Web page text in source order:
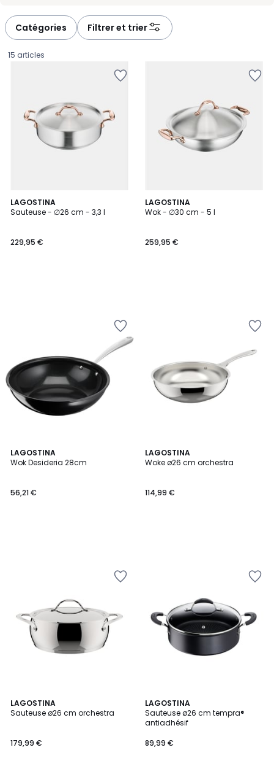
Catégories Filtrer et trier
15 articles
LAGOSTINA
Sauteuse - ∅26 cm - 3,3 l
€.
229,95 €
LAGOSTINA
Wok - ∅30 cm - 5 l
259,95 €
LAGOSTINA
Wok Desideria 28cm
56,21 €
LAGOSTINA
Woke ø26 cm orchestra
114,99 €
LAGOSTINA
Sauteuse ø26 cm orchestra
179,99 €
LAGOSTINA
Sauteuse ø26 cm tempra®
antiadhésif
89,99 €